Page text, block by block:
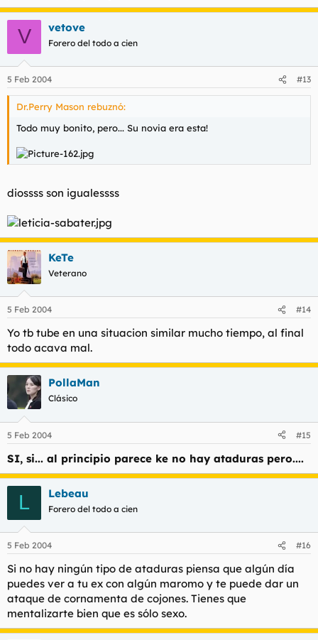
V vetove
Forero del todo a cien
5 Feb 2004 #13
Dr.Perry Mason rebuznó:
Todo muy bonito, pero... Su novia era esta!
diossss son igualessss
KeTe
Veterano
5 Feb 2004 #14
Yo tb tube en una situacion similar mucho tiempo, al final
todo acava mal.
PollaMan
Clásico
5 Feb 2004 #15
SI, si... al principio parece ke no hay ataduras pero....
L Lebeau
Forero del todo a cien
5 Feb 2004 #16
Si no hay ningún tipo de ataduras piensa que algún día
puedes ver a tu ex con algún maromo y te puede dar un
ataque de cornamenta de cojones. Tienes que
mentalizarte bien que es sólo sexo.